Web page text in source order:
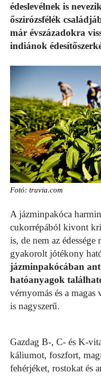
édeslevélnek is
őszirózsfélék
már évszázadokra
indiánok
Fotó: truvia.com
A jázminpakóca
cukorrépából kivont
is, de nem az édessége
gyakorolt jótékony
jázminpakócában
hatóanyagok
vérnyomás és a magas
is nagyszerű.
Gazdag B-, C- és K-
káliumot, foszfort,
fehérjéket, rostokat és